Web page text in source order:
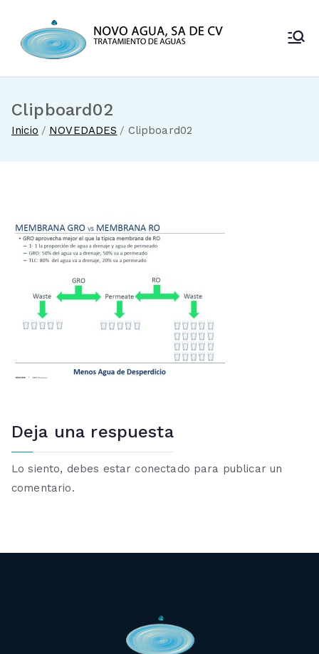
contenido
Novo Agua
Clipboard02
Inicio NOVEDADES Clipboard02
Deja una respuesta
Lo siento, debes estarconectado para publicar un
comentario.